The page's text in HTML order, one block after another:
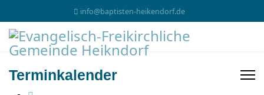
info@baptisten-heikendorf.de
Terminkalender